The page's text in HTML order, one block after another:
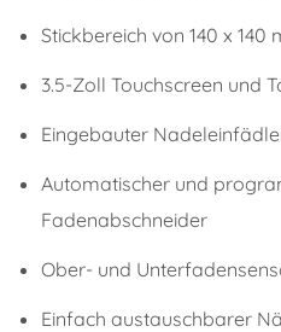
Stickbereich von 140 x 140
3.5-Zoll Touchscreen und
Eingebauter
Automatischer und
Fadenabschneider
Ober- und
Einfach austauschbarer